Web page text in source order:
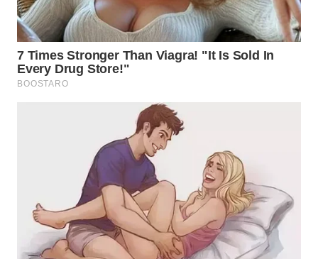
WN
CIANJUR
WN
KEPULAUAN
SERIBU
WN
CIREBON